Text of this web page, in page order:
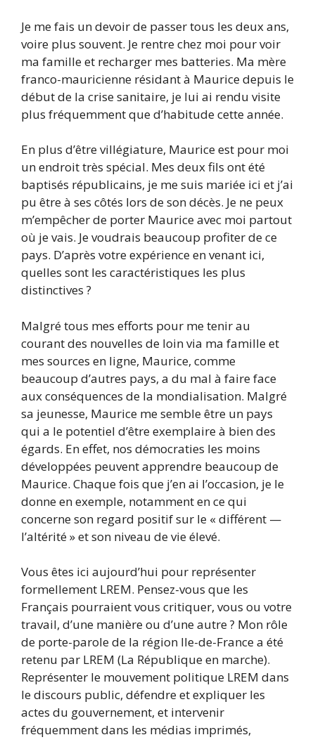
Je me fais un devoir de passer tous les deux ans,
voire plus souvent. Je rentre chez moi pour voir
ma famille et recharger mes batteries. Ma mère
franco-mauricienne résidant à Maurice depuis le
début de la crise sanitaire, je lui ai rendu visite
plus fréquemment que d’habitude cette année.
En plus d’être villégiature, Maurice est pour moi
un endroit très spécial. Mes deux fils ont été
baptisés républicains, je me suis mariée ici et j’ai
pu être à ses côtés lors de son décès. Je ne peux
m’empêcher de porter Maurice avec moi partout
où je vais. Je voudrais beaucoup profiter de ce
pays. D’après votre expérience en venant ici,
quelles sont les caractéristiques les plus
distinctives ?
Malgré tous mes efforts pour me tenir au
courant des nouvelles de loin via ma famille et
mes sources en ligne, Maurice, comme
beaucoup d’autres pays, a du mal à faire face
aux conséquences de la mondialisation. Malgré
sa jeunesse, Maurice me semble être un pays
qui a le potentiel d’être exemplaire à bien des
égards. En effet, nos démocraties les moins
développées peuvent apprendre beaucoup de
Maurice. Chaque fois que j’en ai l’occasion, je le
donne en exemple, notamment en ce qui
concerne son regard positif sur le « différent —
l’altérité » et son niveau de vie élevé.
Vous êtes ici aujourd’hui pour représenter
formellement LREM. Pensez-vous que les
Français pourraient vous critiquer, vous ou votre
travail, d’une manière ou d’une autre ? Mon rôle
de porte-parole de la région Ile-de-France a été
retenu par LREM (La République en marche).
Représenter le mouvement politique LREM dans
le discours public, défendre et expliquer les
actes du gouvernement, et intervenir
fréquemment dans les médias imprimés,